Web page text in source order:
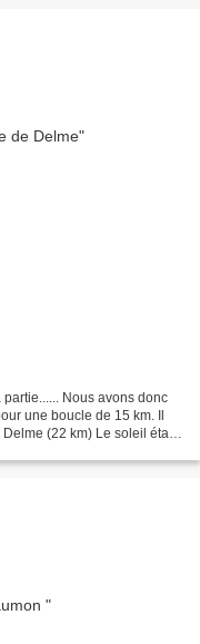
Nous avons donc
une boucle de 15 km. Il
(22 km) Le soleil était